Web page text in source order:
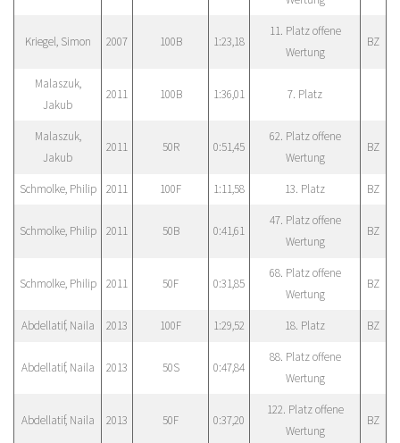
Kriegel, Simon 2007 100B 1:23,18
11. Platz offene
Wertung
BZ
Malaszuk,
Jakub
2011 100B 1:36,01 7. Platz
Malaszuk,
Jakub
2011 50R 0:51,45
62. Platz offene
Wertung
BZ
Schmolke, Philip 2011 100F 1:11,58 13. Platz BZ
Schmolke, Philip 2011 50B 0:41,61
47. Platz offene
Wertung
BZ
Schmolke, Philip 2011 50F 0:31,85
68. Platz offene
Wertung
BZ
Abdellatif, Naila 2013 100F 1:29,52 18. Platz BZ
Abdellatif, Naila 2013 50S 0:47,84
88. Platz offene
Wertung
Abdellatif, Naila 2013 50F 0:37,20
122. Platz offene
Wertung
BZ